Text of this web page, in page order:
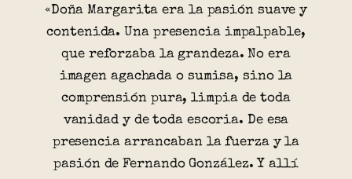
«Doña Margarita era la pasión suave y
contenida. Una presencia impalpable,
que reforzaba la grandeza. No era
imagen agachada o sumisa, sino la
comprensión pura, limpia de toda
vanidad y de toda escoria. De esa
presencia arrancaban la fuerza y la
pasión de Fernando González. Y allí